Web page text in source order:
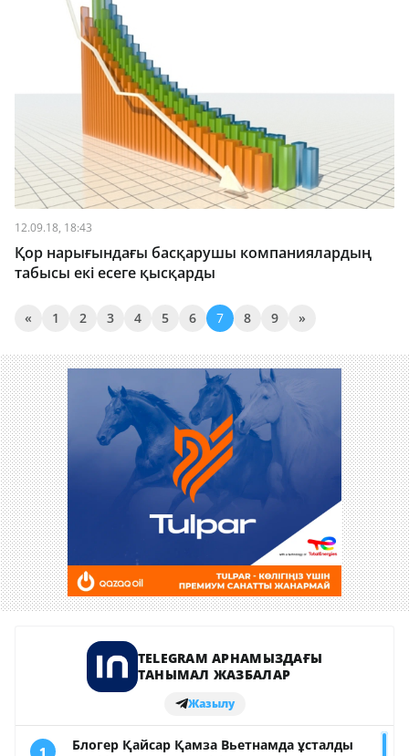
12.09.18, 18:43
Қор нарығындағы басқарушы компаниялардың
табысы екі есеге қысқарды
« 1 2 3 4 5 6 7 8 9 »